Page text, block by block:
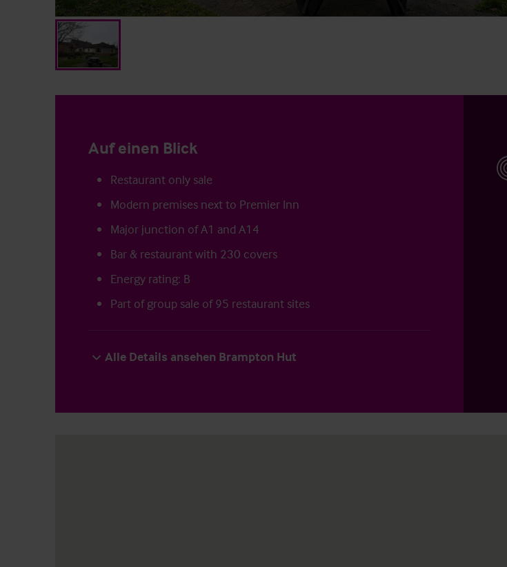
Auf einen Blick
Restaurant only sale
Modern premises next to Premier Inn
Major junction of A1 and A14
Bar & restaurant with 230 covers
Energy rating: B
Part of group sale of 95 restaurant sites
Alle Details ansehen Brampton Hut